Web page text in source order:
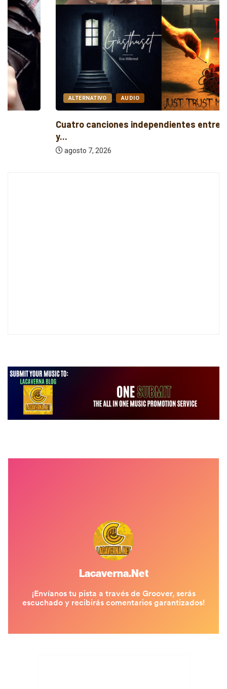
ALTERNATIVO AUDIO
Cuatro canciones independientes entre folk, rock
agosto 7, 2026